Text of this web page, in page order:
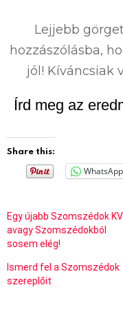
Lejjebb
hozzászólásba,
jól! Kíváncsiak
Írd meg az
Share this:
WhatsApp
Egy újabb Szomszédok
avagy Szomszédokból
sosem elég!
Ismerd fel a Szomszédok
szereplőit